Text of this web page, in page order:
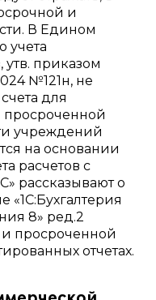
и
В Едином
учета
приказом
№121н, не
для
просроченной
учреждений
на основании
расчетов с
рассказывают о
8» ред.2
и просроченной
отчетах.